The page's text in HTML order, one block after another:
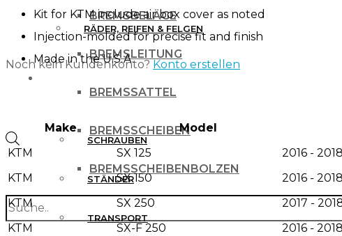
BREMSBELÄGE
BREMSLEITUNG
BREMSSATTEL
BREMSSCHEIBEN
BREMSSCHEIBENBOLZEN
BREMSSCHEIBENSCHUTZ
Noch kein Kundenkonto? Konto erstellen
Products
search
RÄDER, REIFEN & FELGEN
SCHRAUBEN
STÄNDER
TRANSPORT
16-
Menge
Kit for KTM include air box cover as noted
Injection-molded for precise fit and finish
Made in the U.S.A.
Make Model
KTM
SX 125
2016 - 2018
KTM
SX 150
2016 - 2018
KTM
SX 250
2017 -
KTM
SX-F 250
2016 - 2018